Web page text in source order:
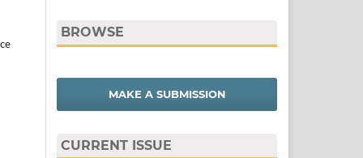
BROWSE
MAKE A SUBMISSION
CURRENT ISSUE